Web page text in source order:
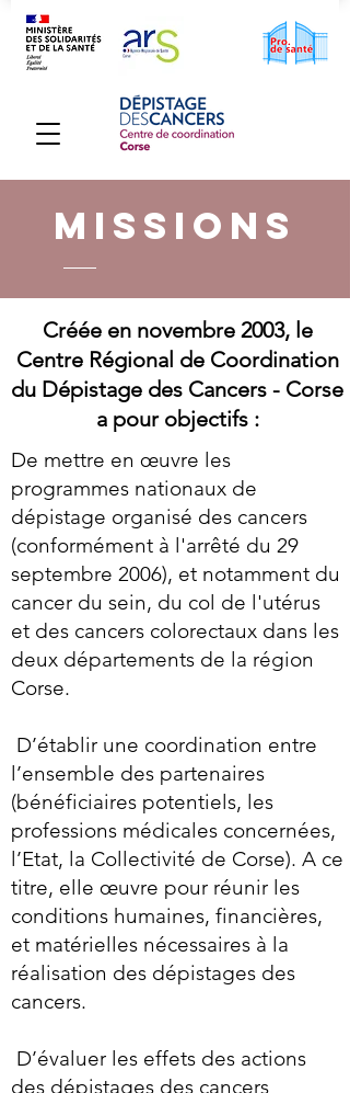
MISSIONS
Créée en novembre 2003, le
Centre Régional de Coordination
du Dépistage des Cancers - Corse
a pour objectifs :
De mettre en œuvre les
programmes nationaux de
dépistage organisé des cancers
(conformément à l'arrêté du 29
septembre 2006), et notamment du
cancer du sein, du col de l'utérus
et des cancers colorectaux dans les
deux départements de la région
Corse.
D’établir une coordination entre
l’ensemble des partenaires
(bénéficiaires potentiels, les
professions médicales concernées,
l’Etat, la Collectivité de Corse). A ce
titre, elle œuvre pour réunir les
conditions humaines, financières,
et matérielles nécessaires à la
réalisation des dépistages des
cancers.
D’évaluer les effets des actions
des dépistages des cancers